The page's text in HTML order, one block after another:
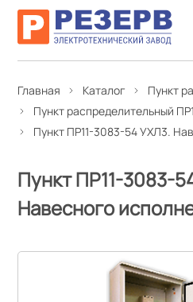
Главная Каталог
Пункт
Пункт распределительный
Пункт ПР11-3083-54 УХЛ3.
Пункт ПР11-3083-
Навесного